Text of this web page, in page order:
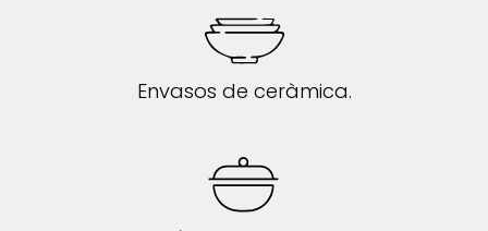
Envasos de ceràmica.